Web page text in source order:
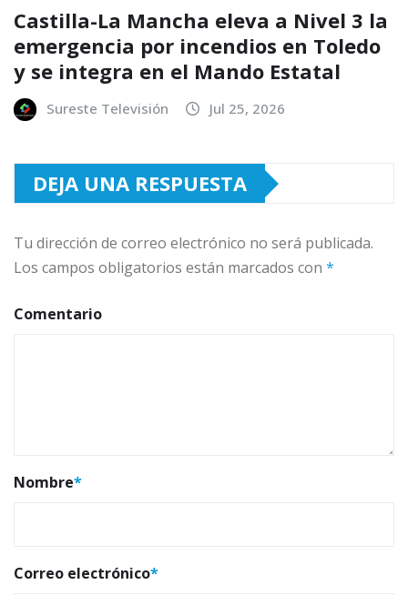
Castilla-La Mancha eleva a Nivel 3 la
emergencia por incendios en Toledo
y se integra en el Mando Estatal
Sureste Televisión Jul 25, 2026
DEJA UNA RESPUESTA
Tu dirección de correo electrónico no será publicada.
Los campos obligatorios están marcados con *
Comentario
Nombre*
Correo electrónico*